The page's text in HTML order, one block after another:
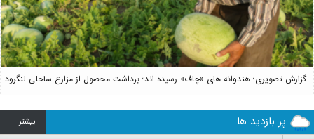
گزارش تصویری؛ هندوانه های «چاف» رسیده اند؛ برداشت محصول از مزارع ساحلی لنگرود
پر بازدید ها بيشتر ...